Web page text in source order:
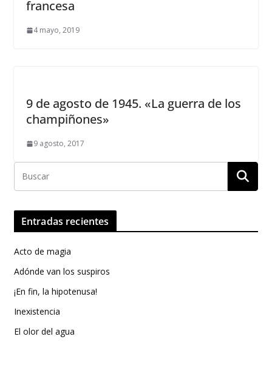
francesa
4 mayo, 2019
9 de agosto de 1945. «La guerra de los
champiñones»
9 agosto, 2017
Entradas recientes
Acto de magia
Adónde van los suspiros
¡En fin, la hipotenusa!
Inexistencia
El olor del agua